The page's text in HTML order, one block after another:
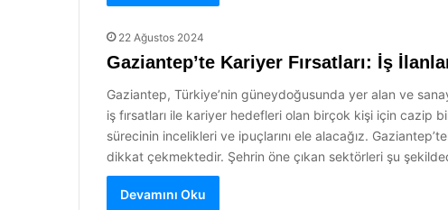
22 Ağustos 2024
Gaziantep’te Kariyer Fırsatları: İş
Gaziantep, Türkiye’nin güneydoğusunda yer alan ve
iş fırsatları ile kariyer hedefleri olan birçok kişi için cazip
sürecinin incelikleri ve ipuçlarını ele alacağız.
dikkat çekmektedir. Şehrin öne çıkan sektörleri şu
Devamını Oku